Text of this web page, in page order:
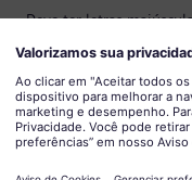
Deve ter letras
Não deve ter nenhuma
Não deve conter
Confirmação de senha